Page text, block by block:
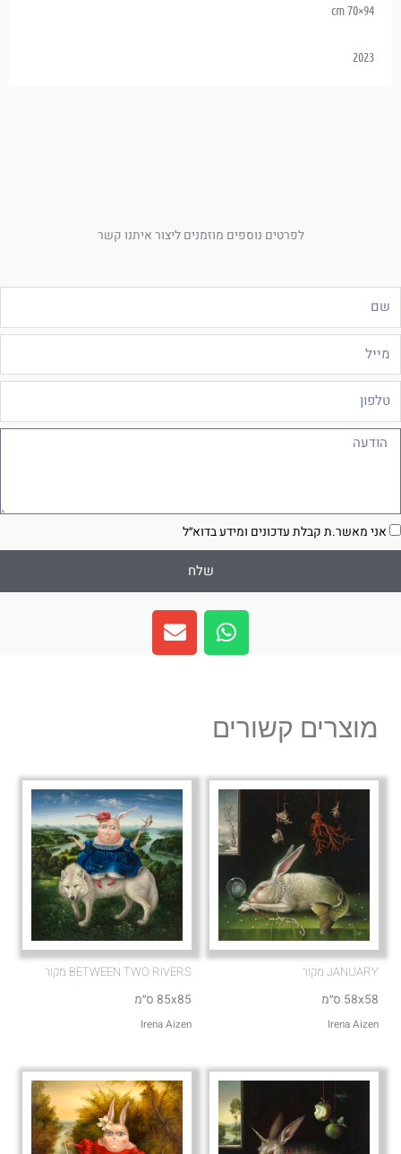
94×70 cm
2023
לפרטים נוספים מוזמנים ליצור איתנו קשר
אני מאשר.ת קבלת עדכונים ומידע בדוא״ל
שלח
W
h
a
a
p
E
n
v
e
מוצרים קשורים
JANUARY מקור
58x58 ס״מ
Irena Aizen
BETWEEN TWO RIVERS מקור
85x85 ס״מ
Irena Aizen